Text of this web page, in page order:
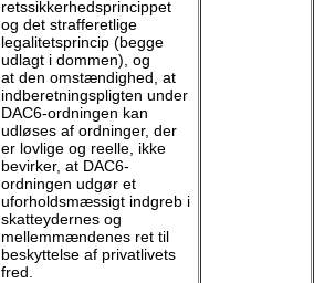
retssikkerhedsprincippet
og det strafferetlige
legalitetsprincip (begge
udlagt i dommen), og
at den omstændighed, at
indberetningspligten under
DAC6-ordningen kan
udløses af ordninger, der
er lovlige og reelle, ikke
bevirker, at DAC6-
ordningen udgør et
uforholdsmæssigt indgreb i
skatteydernes og
mellemmændenes ret til
beskyttelse af privatlivets
fred.